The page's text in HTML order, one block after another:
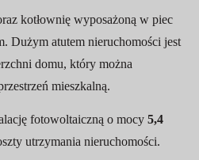
kotłownię wyposażoną w piec
Dużym atutem nieruchomości jest
domu, który można
mieszkalną.
fotowoltaiczną o mocy 5,4
utrzymania nieruchomości.